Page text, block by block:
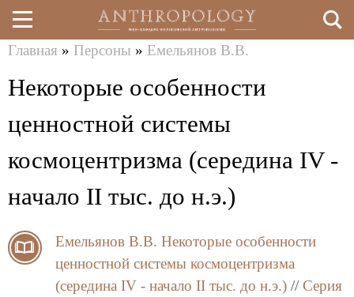
Перейти
к
основному
здесь
Главная » Персоны » Емельянов В.В.
Некоторые особенности
ценностной системы
космоцентризма (середина IV -
начало II тыс. до н.э.)
Емельянов В.В. Некоторые особенности
ценностной системы космоцентризма
(середина IV - начало II тыс. до н.э.) // Серия